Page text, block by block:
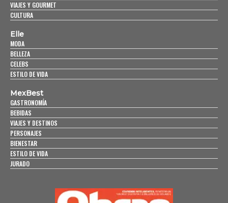
VIAJES Y GOURMET
CULTURA
Elle
MODA
BELLEZA
CELEBS
ESTILO DE VIDA
MexBest
GASTRONOMÍA
BEBIDAS
VIAJES Y DESTINOS
PERSONAJES
BIENESTAR
ESTILO DE VIDA
JURADO